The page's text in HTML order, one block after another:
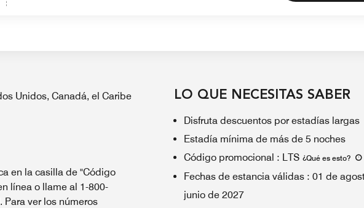
Unidos, Canadá, el Caribe
en la casilla de "Código
línea o llame al 1-800-
Para ver los números
LO QUE NECESITAS SABER
Disfruta descuentos por estadías largas
Estadía mínima de más de 5 noches
Código promocional : LTS ¿Qué es esto?
Fechas de estancia válidas : 01 de
junio de 2027